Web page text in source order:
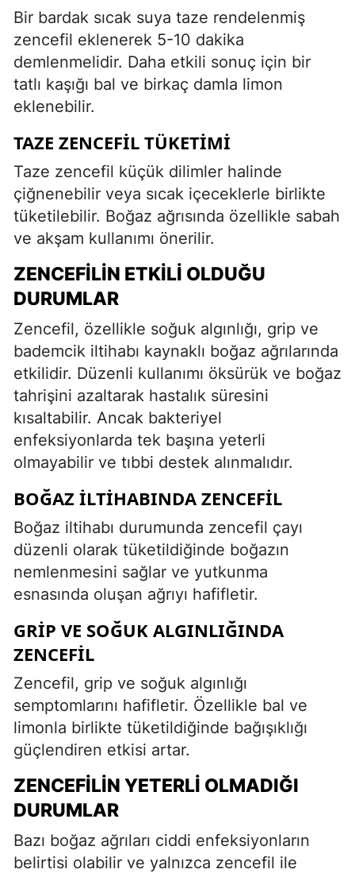
Bir bardak sıcak suya taze rendelenmiş
zencefil eklenerek 5-10 dakika
demlenmelidir. Daha etkili sonuç için bir
tatlı kaşığı bal ve birkaç damla limon
eklenebilir.
TAZE ZENCEFIL TÜKETIMI
Taze zencefil küçük dilimler halinde
çiğnenebilir veya sıcak içeceklerle birlikte
tüketilebilir. Boğaz ağrısında özellikle sabah
ve akşam kullanımı önerilir.
ZENCEFILIN ETKILI OLDUĞU
DURUMLAR
Zencefil, özellikle soğuk algınlığı, grip ve
bademcik iltihabı kaynaklı boğaz ağrılarında
etkilidir. Düzenli kullanımı öksürük ve boğaz
tahrişini azaltarak hastalık süresini
kısaltabilir. Ancak bakteriyel
enfeksiyonlarda tek başına yeterli
olmayabilir ve tıbbi destek alınmalıdır.
BOĞAZ İLTIHABINDA ZENCEFIL
Boğaz iltihabı durumunda zencefil çayı
düzenli olarak tüketildiğinde boğazın
nemlenmesini sağlar ve yutkunma
esnasında oluşan ağrıyı hafifletir.
GRIP VE SOĞUK ALGINLIĞINDA
ZENCEFIL
Zencefil, grip ve soğuk algınlığı
semptomlarını hafifletir. Özellikle bal ve
limonla birlikte tüketildiğinde bağışıklığı
güçlendiren etkisi artar.
ZENCEFILIN YETERLI OLMADIĞI
DURUMLAR
Bazı boğaz ağrıları ciddi enfeksiyonların
belirtisi olabilir ve yalnızca zencefil ile